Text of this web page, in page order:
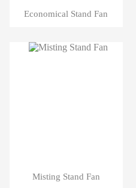
Economical Stand Fan
Misting Stand Fan